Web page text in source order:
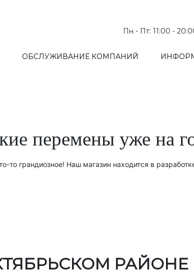
Пн - Пт: 11:00 -
ОБСЛУЖИВАНИЕ КОМПАНИЙ
перемены уже на
то грандиозное! Наш магазин находится в
РАЙОНЕ